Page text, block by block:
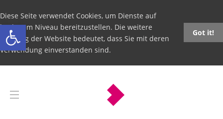
Open toolbar
Diese Seite verwendet Cookies, um Dienste auf
höchstem Niveau bereitzustellen. Die weitere
Nutzung der Website bedeutet, dass Sie mit deren
Verwendung einverstanden sind.
Got it!